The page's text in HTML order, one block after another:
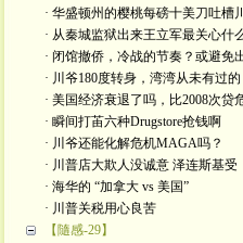
· 华盛顿州的樱桃每磅十美刀吐槽川
· 从秦城监狱出来王立军最关心什
· 闭馆撤侨，冷战的节奏？或避免
· 川爷180度转身，湾湾从未有过的
· 美国经济衰退了吗，比2008次贷
· 瞬间打苖六种Drugstore抢钱啊
· 川爷还能化解危机MAGA吗？
· 川普店大欺人没诚意 泽连斯基受
· 海华的 “加拿大 vs 美国”
· 川普关税用心良苦
【隨感-29】